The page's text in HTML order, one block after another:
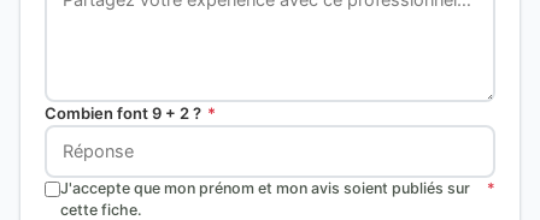
Combien font 9 + 2 ? *
J'accepte que mon prénom et mon avis soient publiés sur
cette fiche.
*